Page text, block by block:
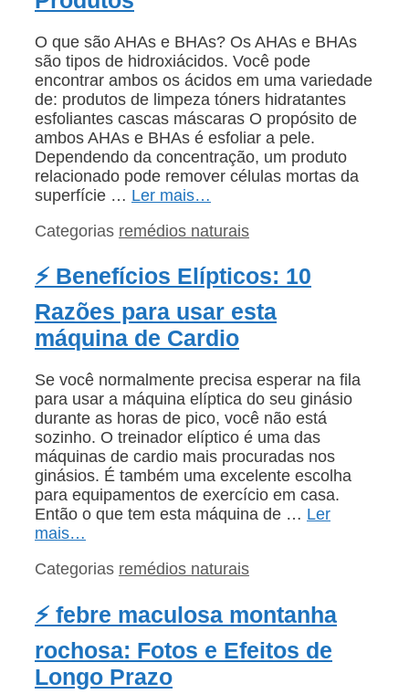
O que são AHAs e BHAs? Os AHAs e BHAs
são tipos de hidroxiácidos. Você pode
encontrar ambos os ácidos em uma variedade
de: produtos de limpeza tóners hidratantes
esfoliantes cascas máscaras O propósito de
ambos AHAs e BHAs é esfoliar a pele.
Dependendo da concentração, um produto
relacionado pode remover células mortas da
superfície … Ler mais…
Categorias remédios naturais
⚡ Benefícios Elípticos: 10
Razões para usar esta
máquina de Cardio
Se você normalmente precisa esperar na fila
para usar a máquina elíptica do seu ginásio
durante as horas de pico, você não está
sozinho. O treinador elíptico é uma das
máquinas de cardio mais procuradas nos
ginásios. É também uma excelente escolha
para equipamentos de exercício em casa.
Então o que tem esta máquina de … Ler
mais…
Categorias remédios naturais
⚡ febre maculosa montanha
rochosa: Fotos e Efeitos de
Longo Prazo